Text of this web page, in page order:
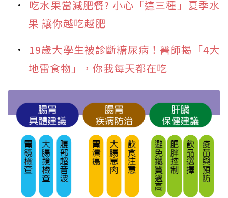
吃水果當減肥餐? 小心「這三種」夏季水
果 讓你越吃越肥
19歲大學生被診斷糖尿病！醫師揭「4大
地雷食物」，你我每天都在吃